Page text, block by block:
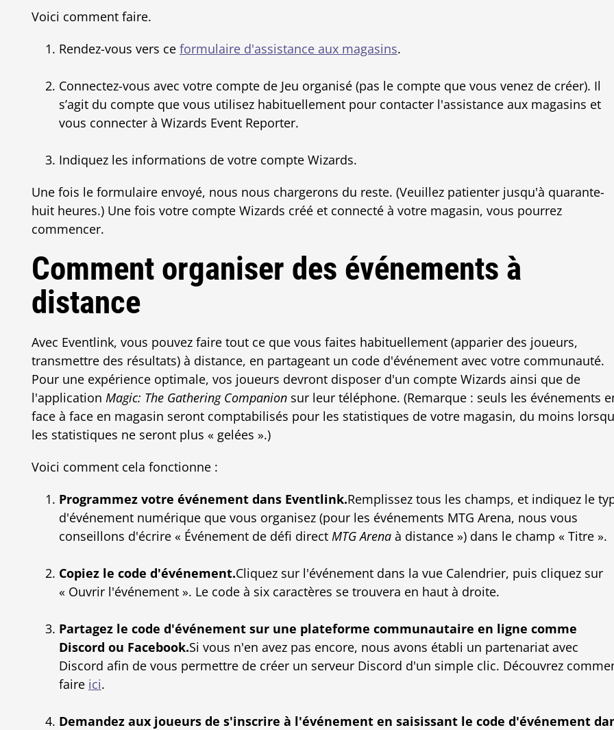
Voici comment faire.
Rendez-vous vers ce formulaire d'assistance aux magasins.
Connectez-vous avec votre compte de Jeu organisé (pas le compte que vous venez de créer). Il
s’agit du compte que vous utilisez habituellement pour contacter l'assistance aux magasins et
vous connecter à Wizards Event Reporter.
Indiquez les informations de votre compte Wizards.
Une fois le formulaire envoyé, nous nous chargerons du reste. (Veuillez patienter jusqu'à quarante-
huit heures.) Une fois votre compte Wizards créé et connecté à votre magasin, vous pourrez
commencer.
Comment organiser des événements à
distance
Avec Eventlink, vous pouvez faire tout ce que vous faites habituellement (apparier des joueurs,
transmettre des résultats) à distance, en partageant un code d'événement avec votre communauté.
Pour une expérience optimale, vos joueurs devront disposer d'un compte Wizards ainsi que de
l'application Magic: The Gathering Companionsur leur téléphone. (Remarque : seuls les événements
face à face en magasin seront comptabilisés pour les statistiques de votre magasin, du moins
les statistiques ne seront plus « gelées ».)
Voici comment cela fonctionne :
Programmez votre événement dans Eventlink.Remplissez tous les champs, et indiquez le
d'événement numérique que vous organisez (pour les événements MTG Arena, nous vous
conseillons d'écrire « Événement de défi direct MTG Arenaà distance ») dans le champ « Titre ».
Copiez le code d'événement.Cliquez sur l'événement dans la vue Calendrier, puis cliquez sur
« Ouvrir l'événement ». Le code à six caractères se trouvera en haut à droite.
Partagez le code d'événement sur une plateforme communautaire en ligne comme
Discord ou Facebook.Si vous n'en avez pas encore, nous avons établi un partenariat avec
Discord afin de vous permettre de créer un serveur Discord d'un simple clic. Découvrez
faire ici.
Demandez aux joueurs de s'inscrire à l'événement en saisissant le code d'événement